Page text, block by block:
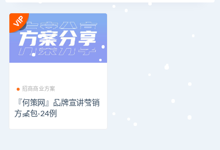
招商商业方案
『何策网』品牌宣讲营销
方案包-24例